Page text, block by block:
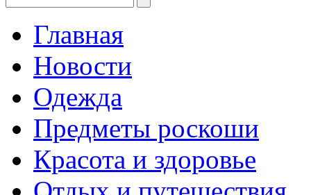
Главная
Новости
Одежда
Предметы роскоши
Красота и здоровье